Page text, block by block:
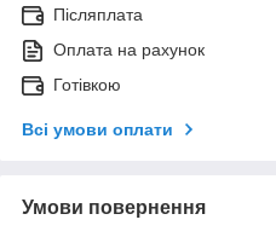
Післяплата
Оплата на рахунок
Готівкою
Всі умови оплати
Умови повернення